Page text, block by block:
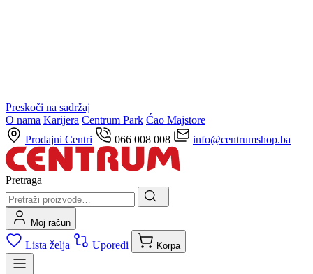
Preskoči na sadržaj
O nama Karijera Centrum Park Ćao Majstore
Prodajni Centri
066 008 008 info@centrumshop.ba
Pretraga
Moj račun
Lista želja Uporedi Korpa